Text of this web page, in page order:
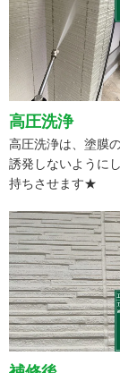
高圧洗浄
高圧洗浄は、塗膜
誘発しないように
持ちさせます★